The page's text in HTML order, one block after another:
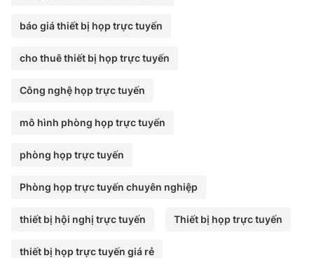
báo giá thiết bị họp trực tuyến
cho thuê thiết bị họp trực tuyến
Công nghệ họp trực tuyến
mô hình phòng họp trực tuyến
phòng họp trực tuyến
Phòng họp trực tuyến chuyên nghiệp
thiết bị hội nghị trực tuyến Thiết bị họp trực tuyến
thiết bị họp trực tuyến giá rẻ